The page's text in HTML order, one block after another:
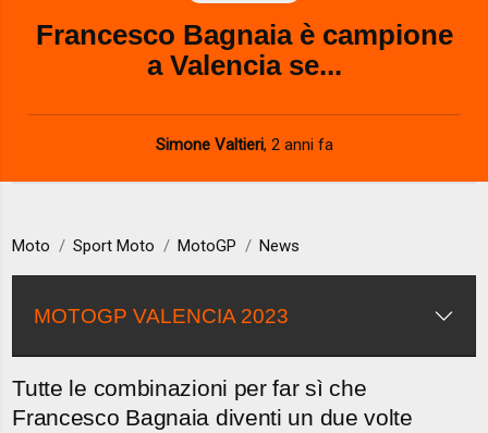
Francesco Bagnaia è campione
a Valencia se...
Simone Valtieri, 2 anni fa
Moto Sport Moto MotoGP News
MOTOGP VALENCIA 2023
Tutte le combinazioni per far sì che
Francesco Bagnaia diventi un due volte